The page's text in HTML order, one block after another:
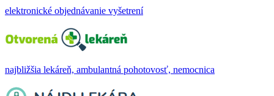
elektronické objednávanie vyšetrení
najbližšia lekáreň, ambulantná pohotovosť, nemocnica